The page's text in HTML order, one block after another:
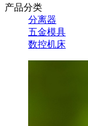
产品分类
分离器
五金模具
数控机床